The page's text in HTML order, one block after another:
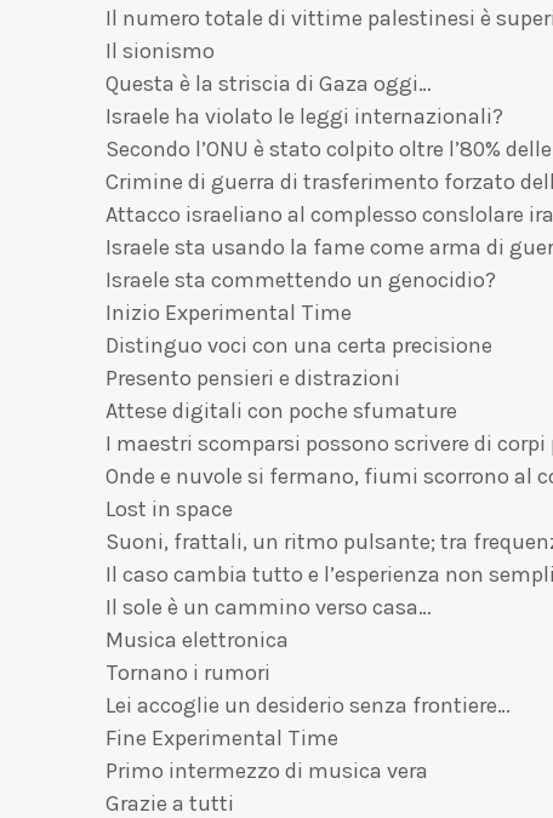
Il numero totale di vittime palestinesi è
Il sionismo
Questa è la striscia di Gaza oggi…
Israele ha violato le leggi internazionali?
Secondo l’ONU è stato colpito oltre l’80%
Crimine di guerra di trasferimento forzato
Attacco israeliano al complesso conslolare
Israele sta usando la fame come arma di
Israele sta commettendo un genocidio?
Inizio Experimental Time
Distinguo voci con una certa precisione
Presento pensieri e distrazioni
Attese digitali con poche sfumature
I maestri scomparsi possono scrivere di
Onde e nuvole si fermano, fiumi scorrono al
Lost in space
Suoni, frattali, un ritmo pulsante; tra
Il caso cambia tutto e l’esperienza non
Il sole è un cammino verso casa…
Musica elettronica
Tornano i rumori
Lei accoglie un desiderio senza frontiere…
Fine Experimental Time
Primo intermezzo di musica vera
Grazie a tutti